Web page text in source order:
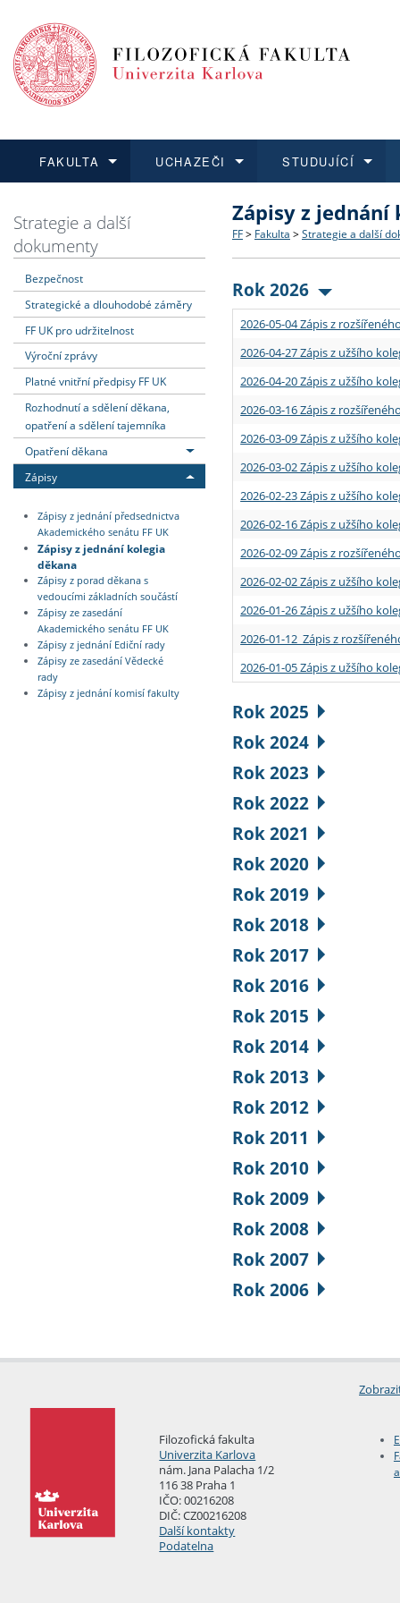
FAKULTA
Dozvědět se více
Struktura a historie
Strategie a další
Podpora a benefity pro
Absolventi fakulty
UCHAZEČI
Podat přihlášku
Co studovat a jak se
Učitelské studijní
Informace k průběhu
STUDUJÍCÍ
Dozvědět se více
Bakalářské a magisterské
Doktorské studium
Rigorózní řízení
Dozvědět se více
O vědě a výzkumu na FF
Akademické kvalifikace
Granty a projekty
Dozvědět se více
Aktuální nabídky a
Vyjíždějící studenti
Přijíždějící studenti
Vyjíždějící zaměstnanci
Strategie a další
dokumenty
Bezpečnost
Strategické a dlouhodobé záměry
FF UK pro udržitelnost
Výroční zprávy
Platné vnitřní předpisy FF UK
Rozhodnutí a sdělení děkana,
opatření a sdělení tajemníka
Opatření děkana
Zápisy
Zápisy z jednání předsednictva
Akademického senátu FF UK
Zápisy z jednání kolegia
děkana
Zápisy z porad děkana s
vedoucími základních součástí
Zápisy ze zasedání
Akademického senátu FF UK
Zápisy z jednání Ediční rady
Zápisy ze zasedání Vědecké
rady
Zápisy z jednání komisí fakulty
Zápisy z jednání
FF > Fakulta > Strategie a další
Rok 2026
2026-05-04 Zápis z
2026-04-27 Zápis z užšího
2026-04-20 Zápis z užšího
2026-03-16 Zápis z
2026-03-09 Zápis z užšího
2026-03-02 Zápis z užšího
2026-02-23 Zápis z užšího
2026-02-16 Zápis z užšího
2026-02-09 Zápis z
2026-02-02 Zápis z užšího
2026-01-26 Zápis z užšího
2026-01-12 Zápis z
2026-01-05 Zápis z užšího
Rok 2025
Rok 2024
Rok 2023
Rok 2022
Rok 2021
Rok 2020
Rok 2019
Rok 2018
Rok 2017
Rok 2016
Rok 2015
Rok 2014
Rok 2013
Rok 2012
Rok 2011
Rok 2010
Rok 2009
Rok 2008
Rok 2007
Rok 2006
Filozofická fakulta
Univerzita Karlova
nám. Jana Palacha 1/2
116 38 Praha 1
IČO: 00216208
DIČ: CZ00216208
Další kontakty
Podatelna